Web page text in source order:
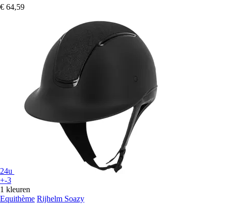
€ 64,59
24u
+-3
1 kleuren
Equithème Rijhelm Soazy